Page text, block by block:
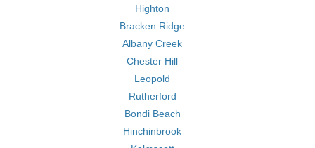
Highton
Bracken Ridge
Albany Creek
Chester Hill
Leopold
Rutherford
Bondi Beach
Hinchinbrook